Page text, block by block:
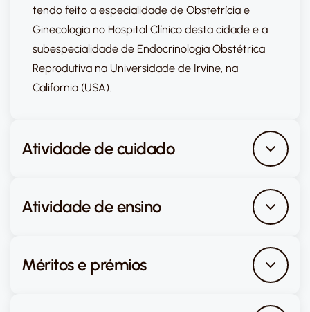
tendo feito a especialidade de Obstetrícia e
Ginecologia no Hospital Clínico desta cidade e a
subespecialidade de Endocrinologia Obstétrica
Reprodutiva na Universidade de Irvine, na
California (USA).
Atividade de cuidado
Atividade de ensino
Méritos e prémios